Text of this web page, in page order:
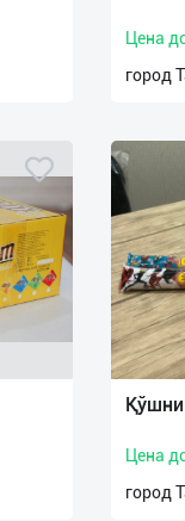
Цена
город
Цена
город